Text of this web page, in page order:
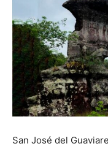
San José del